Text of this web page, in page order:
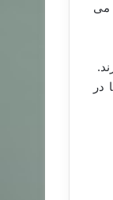
می
در